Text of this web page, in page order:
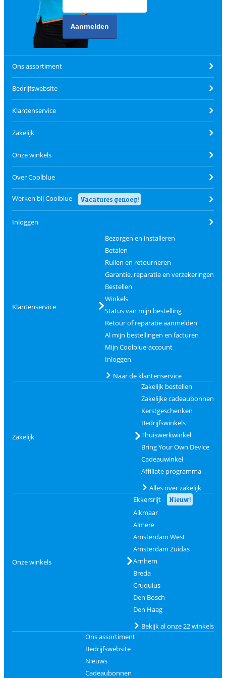
Aanmelden
Ons assortiment
Bedrijfswebsite
Klantenservice
Zakelijk
Onze winkels
Over Coolblue
Werken bij Coolblue Vacatures genoeg!
Inloggen
Klantenservice
Bezorgen en installeren
Betalen
Ruilen en retourneren
Garantie, reparatie en verzekeringen
Bestellen
Winkels
Status van mijn bestelling
Retour of reparatie aanmelden
Al mijn bestellingen en facturen
Mijn Coolblue-account
Inloggen
Naar de klantenservice
Zakelijk
Zakelijk bestellen
Zakelijke cadeaubonnen
Kerstgeschenken
Bedrijfswinkels
Thuiswerkwinkel
Bring Your Own Device
Cadeauwinkel
Affiliate programma
Alles over zakelijk
Onze winkels
Ekkersrijt Nieuw!
Alkmaar
Almere
Amsterdam West
Amsterdam Zuidas
Arnhem
Breda
Cruquius
Den Bosch
Den Haag
Bekijk al onze 22 winkels
Ons assortiment
Bedrijfswebsite
Nieuws
Cadeaubonnen